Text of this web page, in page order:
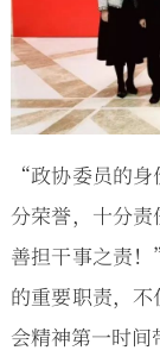
“政协委员的
分荣誉，十分责
善担干事之责
的重要职责，
会精神第一时间